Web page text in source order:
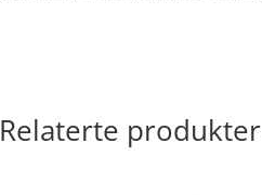
Relaterte produkter